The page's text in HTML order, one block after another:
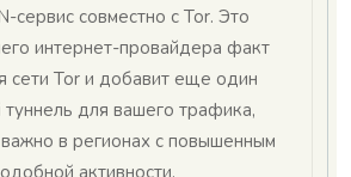
сервис совместно с Tor. Это
интернет-провайдера факт
сети Tor и добавит еще один
для вашего трафика,
в регионах с повышенным